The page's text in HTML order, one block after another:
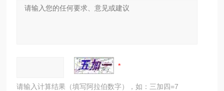
请输入计算结果（填写阿拉伯数字），如：三加四=7